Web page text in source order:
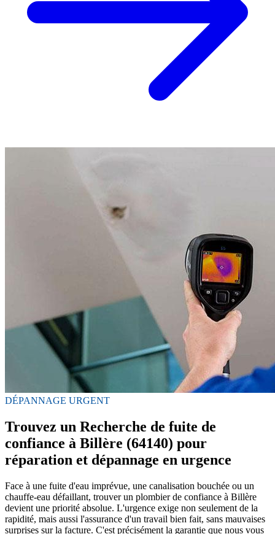
DÉPANNAGE URGENT
Trouvez un Recherche de fuite de
confiance à Billère (64140) pour
réparation et dépannage en urgence
Face à une fuite d'eau imprévue, une canalisation bouchée ou un
chauffe-eau défaillant, trouver un plombier de confiance à Billère
devient une priorité absolue. L'urgence exige non seulement de la
rapidité, mais aussi l'assurance d'un travail bien fait, sans mauvaises
surprises sur la facture. C'est précisément la garantie que nous vous